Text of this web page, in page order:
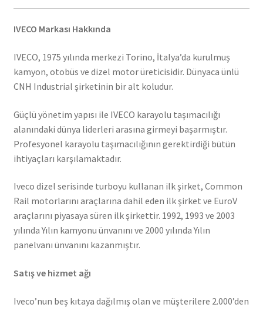
IVECO Markası Hakkında
IVECO, 1975 yılında merkezi Torino, İtalya’da kurulmuş
kamyon, otobüs ve dizel motor üreticisidir. Dünyaca ünlü
CNH Industrial şirketinin bir alt koludur.
Güçlü yönetim yapısı ile IVECO karayolu taşımacılığı
alanındaki dünya liderleri arasına girmeyi başarmıştır.
Profesyonel karayolu taşımacılığının gerektirdiği bütün
ihtiyaçları karşılamaktadır.
Iveco dizel serisinde turboyu kullanan ilk şirket, Common
Rail motorlarını araçlarına dahil eden ilk şirket ve EuroV
araçlarını piyasaya süren ilk şirkettir. 1992, 1993 ve 2003
yılında Yılın kamyonu ünvanını ve 2000 yılında Yılın
panelvanı ünvanını kazanmıştır.
Satış ve hizmet ağı
Iveco’nun beş kıtaya dağılmış olan ve müşterilere 2.000’den